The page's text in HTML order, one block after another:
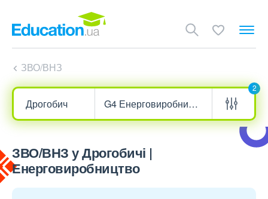
ЗВО/ВНЗ
2
ЗВО/ВНЗ у Дрогобичі |
Енерговиробництво